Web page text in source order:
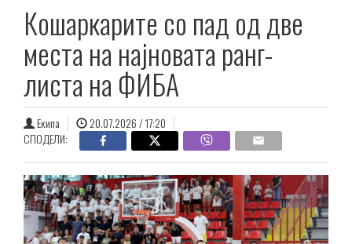
Кошаркарите со пад од две
места на најновата ранг-
листа на ФИБА
Екипа
20.07.2026 / 17:20
СПОДЕЛИ: